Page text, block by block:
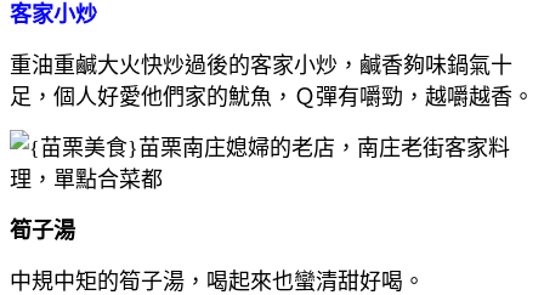
客家小炒
重油重鹹大火快炒過後的客家小炒，鹹香夠味鍋氣十
足，個人好愛他們家的魷魚，Ｑ彈有嚼勁，越嚼越香。
筍子湯
中規中矩的筍子湯，喝起來也蠻清甜好喝。